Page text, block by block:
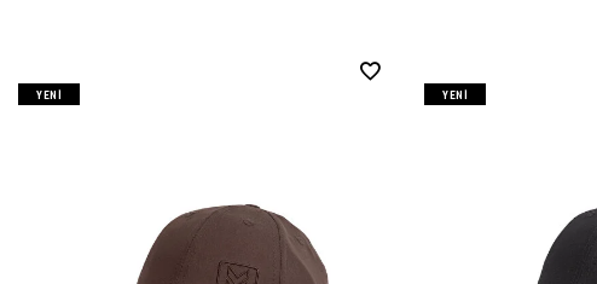
YENI YENI